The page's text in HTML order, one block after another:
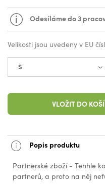
Odesíláme do 3
Velikosti jsou uvedeny v EU
VLOŽIT DO
Popis produktu
Partnerské zboží - Tenhle
partnerů, a proto na něj